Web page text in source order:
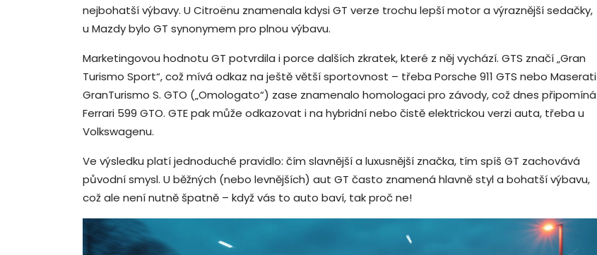
nejbohatší výbavy. U Citroënu znamenala kdysi GT verze trochu lepší motor a výraznější sedačky,
u Mazdy bylo GT synonymem pro plnou výbavu.
Marketingovou hodnotu GT potvrdila i porce dalších zkratek, které z něj vychází. GTS značí „Gran
Turismo Sport“, což mívá odkaz na ještě větší sportovnost – třeba Porsche 911 GTS nebo Maserati
GranTurismo S. GTO („Omologato“) zase znamenalo homologaci pro závody, což dnes připomíná
Ferrari 599 GTO. GTE pak může odkazovat i na hybridní nebo čistě elektrickou verzi auta, třeba u
Volkswagenu.
Ve výsledku platí jednoduché pravidlo: čím slavnější a luxusnější značka, tím spíš GT zachovává
původní smysl. U běžných (nebo levnějších) aut GT často znamená hlavně styl a bohatší výbavu,
což ale není nutně špatně – když vás to auto baví, tak proč ne!